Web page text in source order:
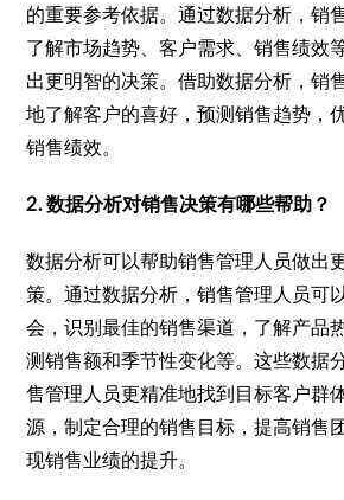
的重要参考依据。通过数据分析，销
了解市场趋势、客户需求、销售绩效
出更明智的决策。借助数据分析，销
地了解客户的喜好，预测销售趋势，
销售绩效。
2. 数据分析对销售决策有哪些帮助？
数据分析可以帮助销售管理人员做出
策。通过数据分析，销售管理人员可
会，识别最佳的销售渠道，了解产品
测销售额和季节性变化等。这些数据
售管理人员更精准地找到目标客户群
源，制定合理的销售目标，提高销售
现销售业绩的提升。